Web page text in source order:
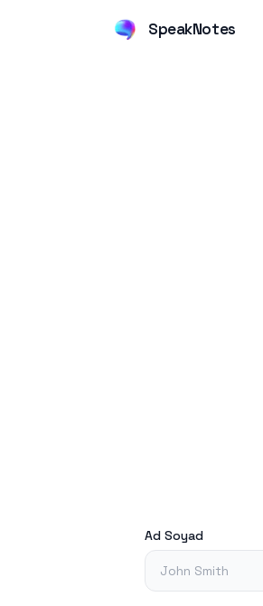
SpeakNotes
Ad Soyad